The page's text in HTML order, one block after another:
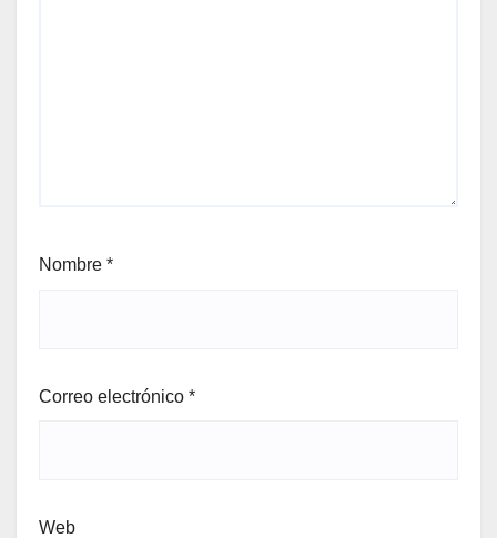
Nombre *
Correo electrónico *
Web